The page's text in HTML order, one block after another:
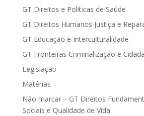
GT Direitos e Políticas de Saúde
GT Direitos Humanos Justiça e
GT Educação e Interculturalidade
GT Fronteiras Criminalização e
Legislação
Matérias
Não marcar – GT Direitos
Sociais e Qualidade de Vida